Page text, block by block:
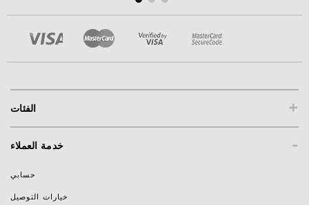
+ الفئات
- خدمة العملاء
حسابي
خيارات التوصيل